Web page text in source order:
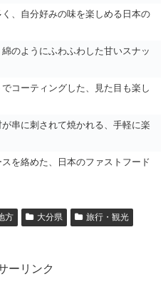
、自分好みの味を楽しめる日本の
のようにふわふわした甘いスナッ
コーティングした、見た目も楽し
串に刺されて焼かれる、手軽に楽
を絡めた、日本のファストフード
方 大分県
旅行・観光
ーリンク